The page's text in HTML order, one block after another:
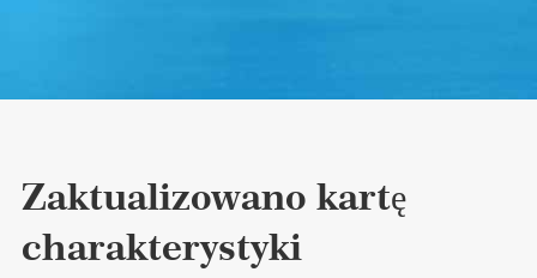
Zaktualizowano kartę
charakterystyki